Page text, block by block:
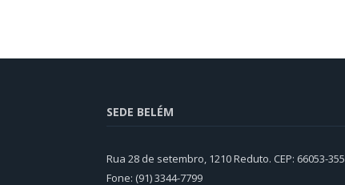
SEDE BELÉM
Rua 28 de setembro, 1210 Reduto. CEP: 66053-355
Fone: (91) 3344-7799